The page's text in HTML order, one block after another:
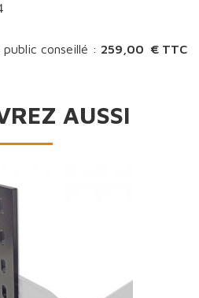
public conseillé : 259,00 € TTC
AUSSI